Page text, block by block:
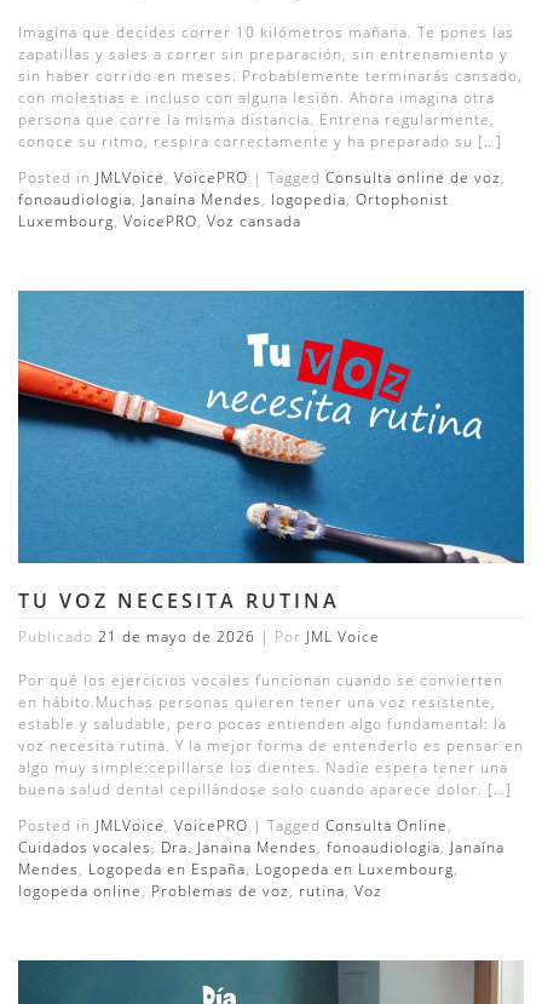
Imagina que decides correr 10 kilómetros mañana. Te pones las
zapatillas y sales a correr sin preparación, sin entrenamiento y
sin haber corrido en meses. Probablemente terminarás cansado,
con molestias e incluso con alguna lesión. Ahora imagina otra
persona que corre la misma distancia. Entrena regularmente,
conoce su ritmo, respira correctamente y ha preparado su […]
Posted in JMLVoice, VoicePRO | Tagged Consulta online de voz,
fonoaudiologia, Janaína Mendes, logopedia, Ortophonist
Luxembourg, VoicePRO, Voz cansada
TU VOZ NECESITA RUTINA
Publicado 21 de mayo de 2026 | Por JML Voice
Por qué los ejercicios vocales funcionan cuando se convierten
en hábito.Muchas personas quieren tener una voz resistente,
estable y saludable, pero pocas entienden algo fundamental: la
voz necesita rutina. Y la mejor forma de entenderlo es pensar en
algo muy simple:cepillarse los dientes. Nadie espera tener una
buena salud dental cepillándose solo cuando aparece dolor. […]
Posted in JMLVoice, VoicePRO | Tagged Consulta Online,
Cuidados vocales, Dra. Janaina Mendes, fonoaudiologia, Janaína
Mendes, Logopeda en España, Logopeda en Luxembourg,
logopeda online, Problemas de voz, rutina, Voz